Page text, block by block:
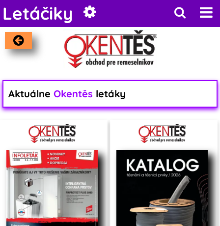
Letáčiky
Aktuálne Okentěs letáky